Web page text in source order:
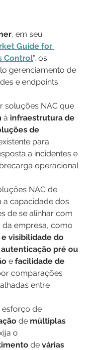
, em seu
Guide for
Control", os
gerenciamento de
e endpoints
soluções NAC que
à infraestrutura de
de
para
a incidentes e
operacional
NAC de
capacidade dos
de se alinhar com
empresa, como
visibilidade do
autenticação pré ou
e facilidade de
comparações
entre
esforço de
de múltiplas
o
de várias